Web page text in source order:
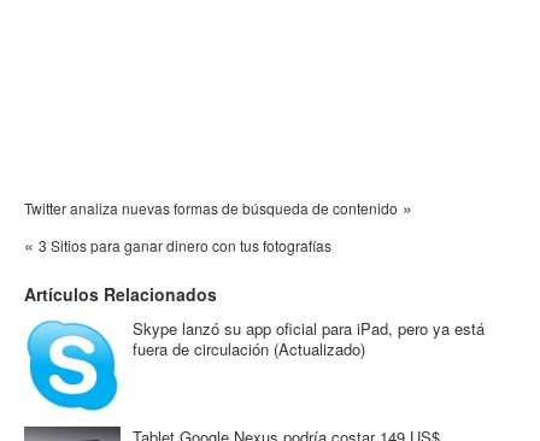
Twitter analiza nuevas formas de búsqueda de contenido »
« 3 Sitios para ganar dinero con tus fotografías
Artículos Relacionados
Skype lanzó su app oficial para iPad, pero ya está
fuera de circulación (Actualizado)